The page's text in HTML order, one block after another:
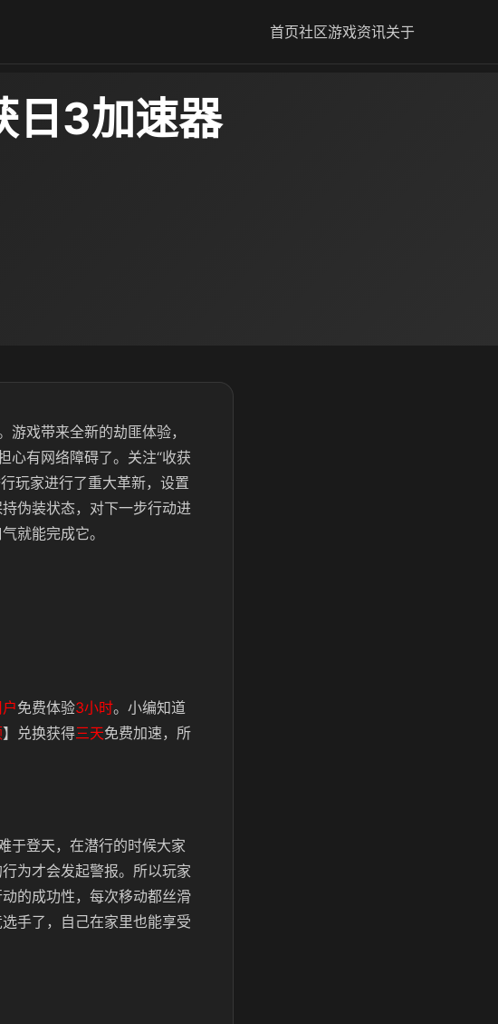
首页社区游戏资讯关于
日3加速器
戏带来全新的劫匪体验，
心有网络障碍了。关注“收获
玩家进行了重大革新，设置
伪装状态，对下一步行动进
就能完成它。
免费体验3小时。小编知道
】 兑换获得三天免费加速，所
于登天，在潜行的时候大家
为才会发起警报。所以玩家
的成功性，每次移动都丝滑
手了，自己在家里也能享受